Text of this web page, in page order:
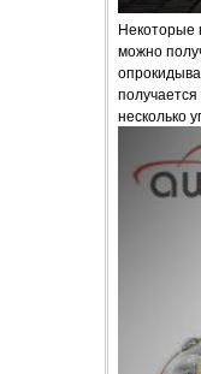
Некоторые
можно
несколько